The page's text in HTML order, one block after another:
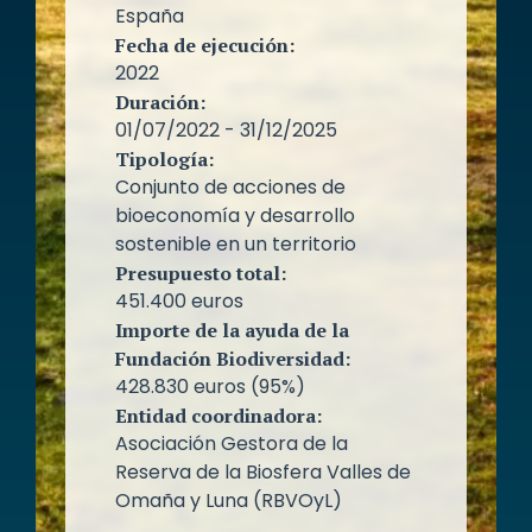
España
Fecha de ejecución:
2022
Duración:
01/07/2022 - 31/12/2025
Tipología:
Conjunto de acciones de
bioeconomía y desarrollo
sostenible en un territorio
Presupuesto total:
451.400 euros
Importe de la ayuda de la
Fundación Biodiversidad:
428.830 euros (95%)
Entidad coordinadora:
Asociación Gestora de la
Reserva de la Biosfera Valles de
Omaña y Luna (RBVOyL)